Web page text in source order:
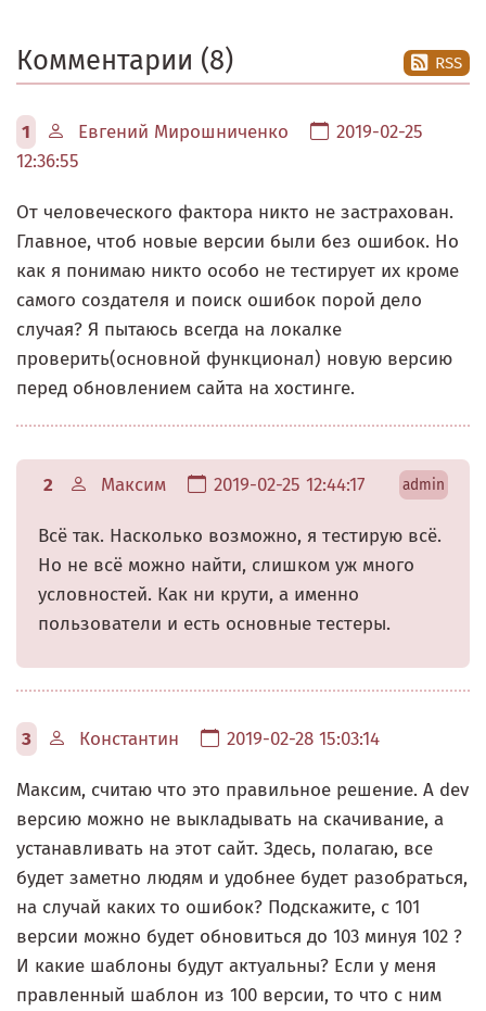
Комментарии (8) RSS
1 Евгений Мирошниченко
2019-02-25
12:36:55
От человеческого фактора никто не застрахован.
Главное, чтоб новые версии были без ошибок. Но
как я понимаю никто особо не тестирует их кроме
самого создателя и поиск ошибок порой дело
случая? Я пытаюсь всегда на локалке
проверить(основной функционал) новую версию
перед обновлением сайта на хостинге.
2 Максим 2019-02-25 12:44:17 admin
Всё так. Насколько возможно, я тестирую всё.
Но не всё можно найти, слишком уж много
условностей. Как ни крути, а именно
пользователи и есть основные тестеры.
3 Константин 2019-02-28 15:03:14
Максим, считаю что это правильное решение. А dev
версию можно не выкладывать на скачивание, а
устанавливать на этот сайт. Здесь, полагаю, все
будет заметно людям и удобнее будет разобраться,
на случай каких то ошибок? Подскажите, с 101
версии можно будет обновиться до 103 минуя 102 ?
И какие шаблоны будут актуальны? Если у меня
правленный шаблон из 100 версии, то что с ним